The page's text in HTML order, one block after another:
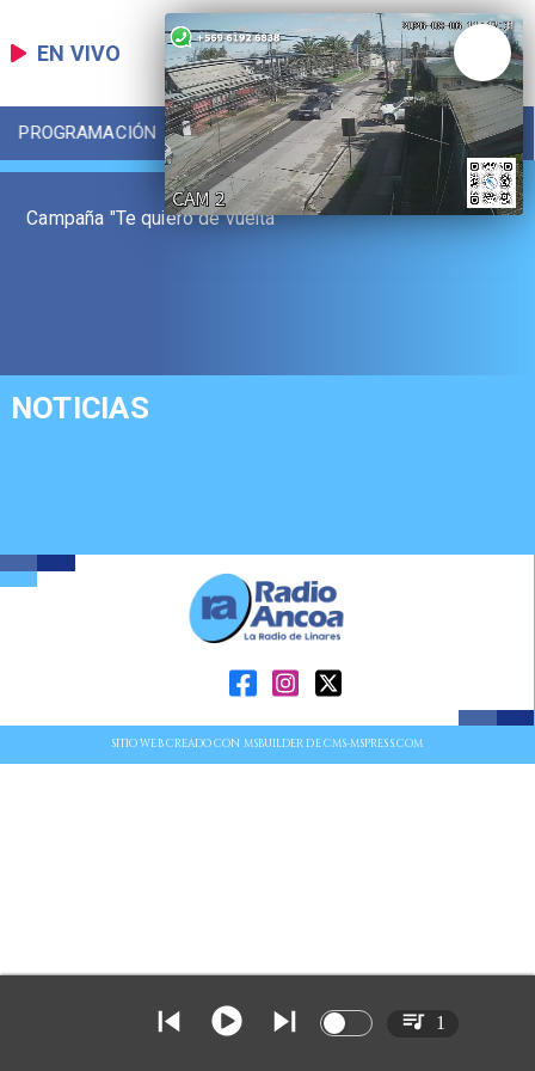
EN VIVO
PROGRAMACIÓN LOCAL DEPORTES
Campaña "Te quiero de vuelta"
NOTICIAS
SITIO WEB CREADO CON MSBUILDER DE CMS-MSPRESS.COM
1